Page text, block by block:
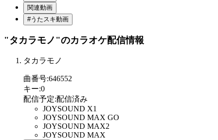
関連動画
#うたスキ動画
"タカラモノ"のカラオケ配信情報
タカラモノ
曲番号:646552
キー:0
配信予定:配信済み
JOYSOUND X1
JOYSOUND MAX GO
JOYSOUND MAX2
JOYSOUND MAX